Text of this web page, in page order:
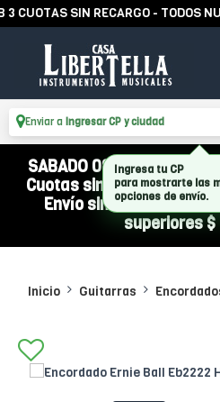
SIN RECARGO - TODOS
Enviar a Ingresar CP y ciudad
SABADO 08/08 ABIERTO
Cuotas sin interés
Envío sin cargo a todo
superiores $
Inicio Guitarras